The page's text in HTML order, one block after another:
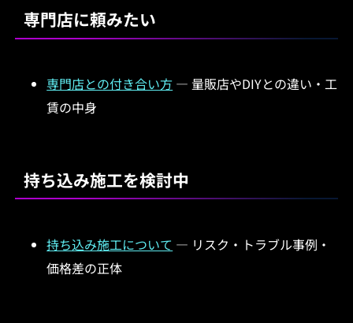
専門店に頼みたい
専門店との付き合い方 — 量販店やDIYとの違い・工
賃の中身
持ち込み施工を検討中
持ち込み施工について — リスク・トラブル事例・
価格差の正体